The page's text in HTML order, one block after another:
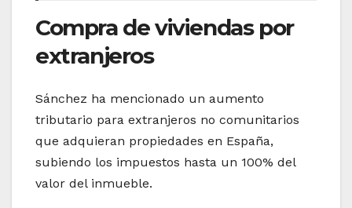
Compra de viviendas por
extranjeros
Sánchez ha mencionado un aumento
tributario para extranjeros no comunitarios
que adquieran propiedades en España,
subiendo los impuestos hasta un 100% del
valor del inmueble.